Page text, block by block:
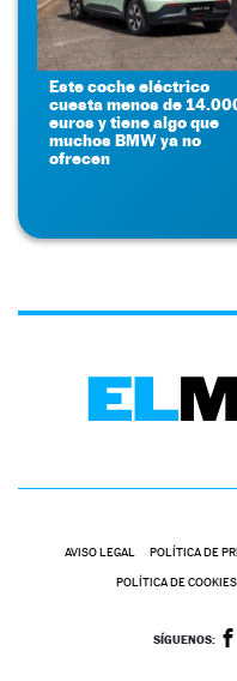
Este coche eléctrico
cuesta menos de
euros y tiene algo que
muchos BMW ya no
ofrecen
AVISO LEGAL POLÍTICA DE
POLÍTICA DE COOKIES
SÍGUENOS: